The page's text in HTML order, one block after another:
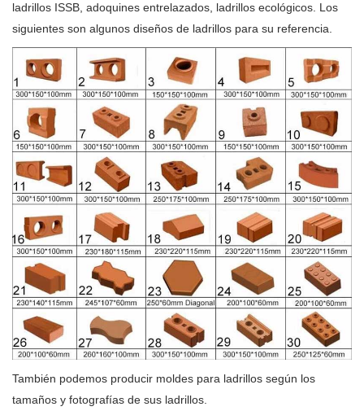
ladrillos ISSB, adoquines entrelazados, ladrillos ecológicos. Los
siguientes son algunos diseños de ladrillos para su referencia.
También podemos producir moldes para ladrillos según los
tamaños y fotografías de sus ladrillos.